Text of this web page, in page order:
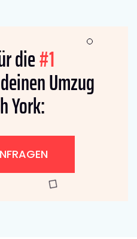
die#1
Umzug
York: